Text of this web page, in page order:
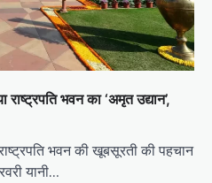
भवन का ‘अमृत उद्यान’,
भवन की खूबसूरती की पहचान
यानी…